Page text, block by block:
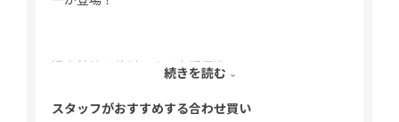
遠赤外線の放射による血行促進
加工により人体から発生する熱エネルギーを遠赤外
続きを読む
スタッフがおすすめする合わせ買い